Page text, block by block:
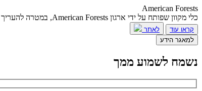
American Forests
כלי מקוון שפותח על ידי ארגון American Forests, במטרה להעריך ולצמצם פערים בכיסוי חופות עצים בין שכונות שונות.,
קראו עוד
לאתר
למאגר הידע
נשמח לשמוע ממך